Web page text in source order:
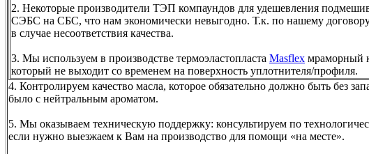
2. Некоторые производители ТЭП компаундов для удешевления
СЭБС на СБС, что нам экономически невыгодно. Т.к. по нашему
в случае несоответствия качества.
3. Мы используем в производстве термоэластопласта Masflex мраморный
который не выходит со временем на поверхность уплотнителя/профиля.
4. Контролируем качество масла, которое обязательно должно быть без
было с нейтральным ароматом.
5. Мы оказываем техническую поддержку: консультируем по
если нужно выезжаем к Вам на производство для помощи «на месте».